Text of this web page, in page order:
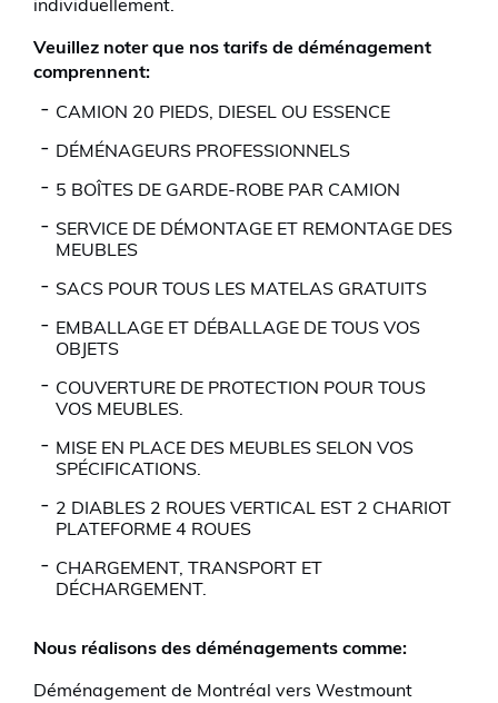
individuellement.
Veuillez noter que nos tarifs de déménagement
comprennent:
CAMION 20 PIEDS, DIESEL OU ESSENCE
DÉMÉNAGEURS PROFESSIONNELS
5 BOÎTES DE GARDE-ROBE PAR CAMION
SERVICE DE DÉMONTAGE ET REMONTAGE DES
MEUBLES
SACS POUR TOUS LES MATELAS GRATUITS
EMBALLAGE ET DÉBALLAGE DE TOUS VOS
OBJETS
COUVERTURE DE PROTECTION POUR TOUS
VOS MEUBLES.
MISE EN PLACE DES MEUBLES SELON VOS
SPÉCIFICATIONS.
2 DIABLES 2 ROUES VERTICAL EST 2 CHARIOT
PLATEFORME 4 ROUES
CHARGEMENT, TRANSPORT ET
DÉCHARGEMENT.
Nous réalisons des déménagements comme:
Déménagement de Montréal vers Westmount